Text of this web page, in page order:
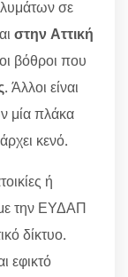
λυμάτων σε
στην Αττική
βόθροι που
. Άλλοι είναι
μία πλάκα
κενό.
ή
την ΕΥΔΑΠ
δίκτυο.
εφικτό